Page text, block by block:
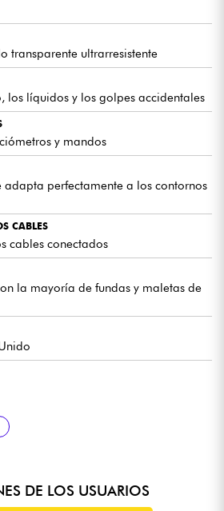
transparente ultrarresistente
los líquidos y los golpes accidentales
y mandos
adapta perfectamente a los contornos
CABLES
cables conectados
la mayoría de fundas y maletas de
DE LOS USUARIOS